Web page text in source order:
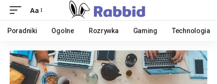
Aa
Poradniki Ogolne Rozrywka Gaming Technologia